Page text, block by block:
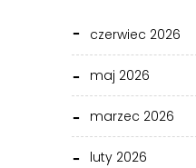
czerwiec 2026
maj 2026
marzec 2026
luty 2026